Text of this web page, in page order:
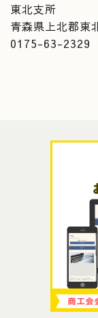
東北支所
青森県上北郡東
0175-63-2329